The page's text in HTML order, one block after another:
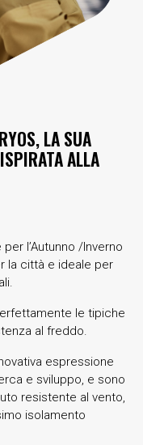
LA SUA
ALLA
l’Autunno /Inverno
la città e ideale per
le tipiche
al freddo.
espressione
e sviluppo, e sono
resistente al vento,
isolamento